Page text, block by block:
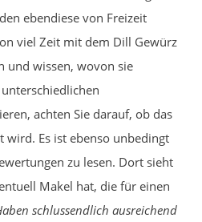
ebendiese von Freizeit
viel Zeit mit dem Dill Gewürz
und wissen, wovon sie
achten Sie darauf, ob das
wird. Es ist ebenso unbedingt
zu lesen. Dort sieht
Makel hat, die für einen
schlussendlich ausreichend